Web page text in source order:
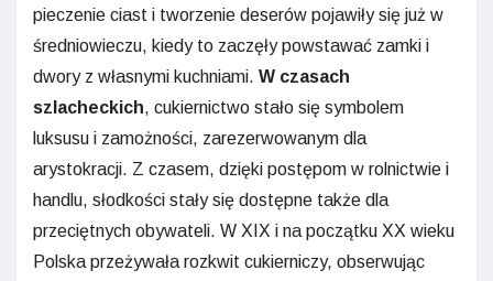
pieczenie ciast i tworzenie deserów pojawiły się już w
średniowieczu, kiedy to zaczęły powstawać zamki i
dwory z własnymi kuchniami. W czasach
szlacheckich, cukiernictwo stało się symbolem
luksusu i zamożności, zarezerwowanym dla
arystokracji. Z czasem, dzięki postępom w rolnictwie i
handlu, słodkości stały się dostępne także dla
przeciętnych obywateli. W XIX i na początku XX wieku
Polska przeżywała rozkwit cukierniczy, obserwując